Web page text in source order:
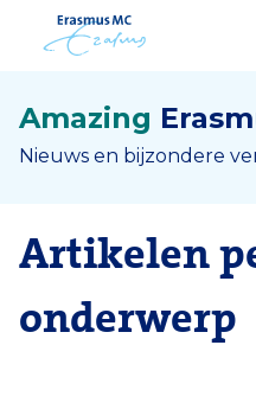
Amazing
Nieuws en bijzondere
Artikelen
onderwerp